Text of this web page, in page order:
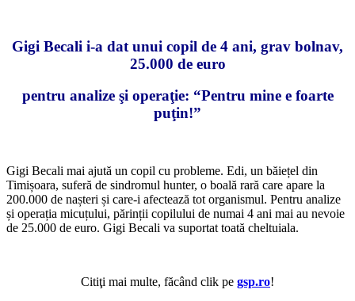
Gigi Becali i-a dat unui copil de 4 ani, grav bolnav,
25.000 de euro
pentru analize şi operaţie: “Pentru mine e foarte
puţin!”
Gigi Becali mai ajută un copil cu probleme. Edi, un băiețel din
Timișoara, suferă de sindromul hunter, o boală rară care apare la
200.000 de nașteri și care-i afectează tot organismul. Pentru analize
și operația micuțului, părinții copilului de numai 4 ani mai au nevoie
de 25.000 de euro. Gigi Becali va suportat toată cheltuiala.
Citiţi mai multe, făcând clik pe gsp.ro!